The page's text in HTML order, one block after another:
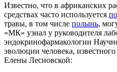
Известно, что в африканских
средствах часто используется
травы, в том числе полынь,
«МК» узнал у руководителя
эндокринофармакологии
эволюции человека,
Елены Лесиовской: